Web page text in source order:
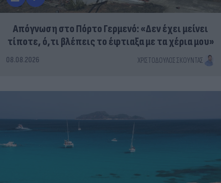
Απόγνωση στο Πόρτο Γερμενό: «Δεν έχει μείνει
τίποτε, ό,τι βλέπεις το έφτιαξα με τα χέρια μου»
08.08.2026 ΧΡΙΣΤΌΔΟΥΛΟΣ ΣΚΟΎΝΤΑΣ